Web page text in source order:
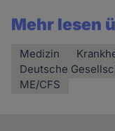
Mehr lesen
Medizin
Deutsche
ME/CFS